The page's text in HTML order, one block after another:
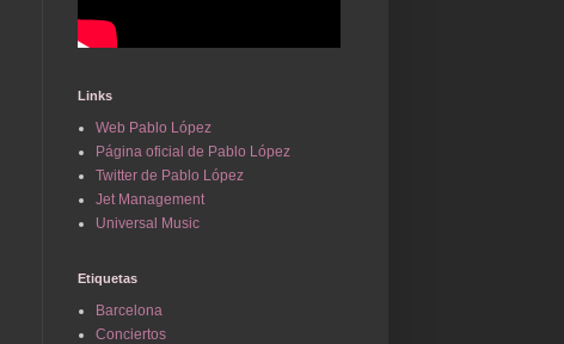
Links
Web Pablo López
Página oficial de Pablo López
Twitter de Pablo López
Jet Management
Universal Music
Etiquetas
Barcelona
Conciertos